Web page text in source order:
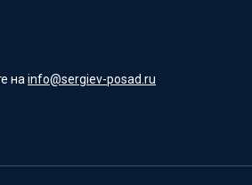
на info@sergiev-posad.ru